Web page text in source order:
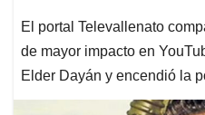
El portal Televallenato
de mayor impacto en
Elder Dayán y encendió la